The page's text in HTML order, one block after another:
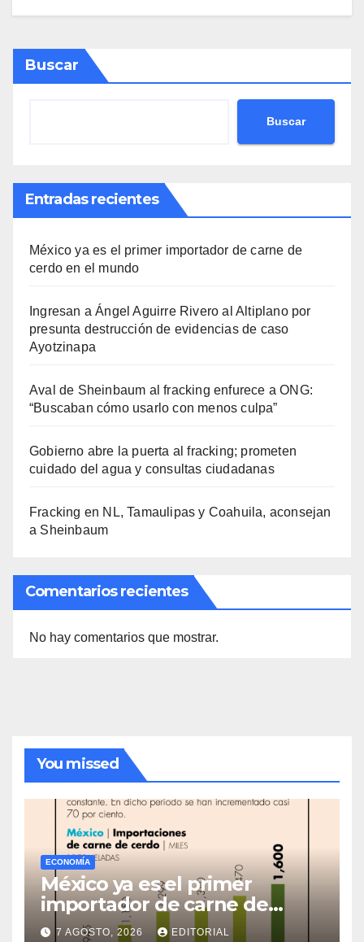
Buscar
Buscar
Entradas recientes
México ya es el primer importador de carne de
cerdo en el mundo
Ingresan a Ángel Aguirre Rivero al Altiplano por
presunta destrucción de evidencias de caso
Ayotzinapa
Aval de Sheinbaum al fracking enfurece a ONG:
“Buscaban cómo usarlo con menos culpa”
Gobierno abre la puerta al fracking; prometen
cuidado del agua y consultas ciudadanas
Fracking en NL, Tamaulipas y Coahuila, aconsejan
a Sheinbaum
Comentarios recientes
No hay comentarios que mostrar.
You missed
ECONOMÍA
México ya es el primer
importador de carne de
cerdo en el mundo
7 AGOSTO, 2026 EDITORIAL